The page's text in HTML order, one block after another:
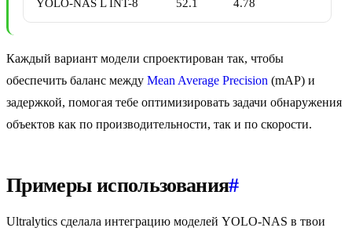
YOLO-NAS L INT-8 52.1 4.78
Каждый вариант модели спроектирован так, чтобы
обеспечить баланс между Mean Average Precision (mAP) и
задержкой, помогая тебе оптимизировать задачи обнаружения
объектов как по производительности, так и по скорости.
Примеры использования#
Ultralytics сделала интеграцию моделей YOLO-NAS в твои